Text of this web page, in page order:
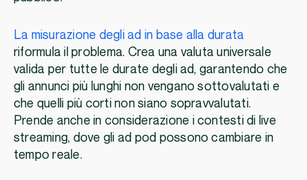
La misurazione degli ad in base alla durata
riformula il problema. Crea una valuta universale
valida per tutte le durate degli ad, garantendo che
gli annunci più lunghi non vengano sottovalutati e
che quelli più corti non siano sopravvalutati.
Prende anche in considerazione i contesti di live
streaming, dove gli ad pod possono cambiare in
tempo reale.